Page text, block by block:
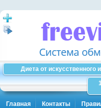
Диета от искусственного
Главная Контакты